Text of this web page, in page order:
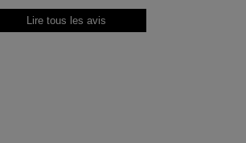
Lire tous les avis